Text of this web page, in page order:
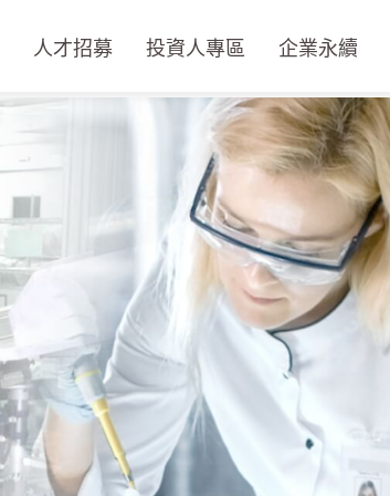
人才招募 投資人專區 企業永續